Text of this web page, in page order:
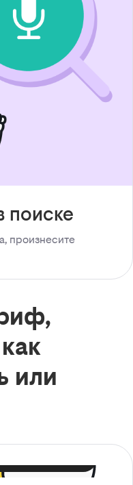
поиске
произнесите
или